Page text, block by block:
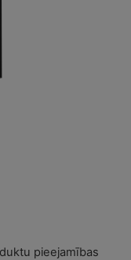
pieejamības